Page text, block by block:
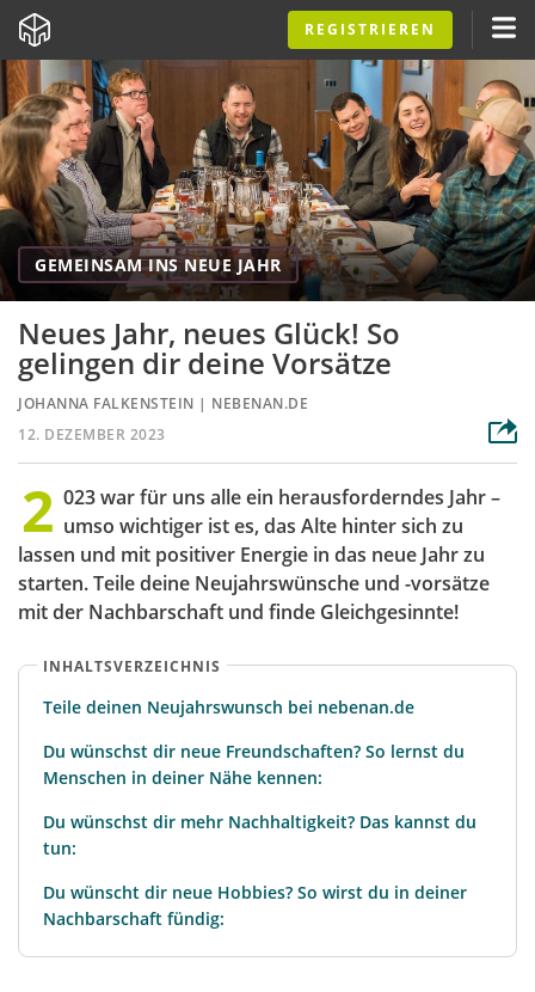
REGISTRIEREN
GEMEINSAM INS NEUE JAHR
Neues Jahr, neues Glück! So
gelingen dir deine Vorsätze
JOHANNA FALKENSTEIN | NEBENAN.DE
12. DEZEMBER 2023
2 023 war für uns alle ein herausforderndes Jahr –
umso wichtiger ist es, das Alte hinter sich zu
lassen und mit positiver Energie in das neue Jahr zu
starten. Teile deine Neujahrswünsche und -vorsätze
mit der Nachbarschaft und finde Gleichgesinnte!
INHALTSVERZEICHNIS
Teile deinen Neujahrswunsch bei nebenan.de
Du wünschst dir neue Freundschaften? So lernst du
Menschen in deiner Nähe kennen:
Du wünschst dir mehr Nachhaltigkeit? Das kannst du
tun:
Du wünscht dir neue Hobbies? So wirst du in deiner
Nachbarschaft fündig: